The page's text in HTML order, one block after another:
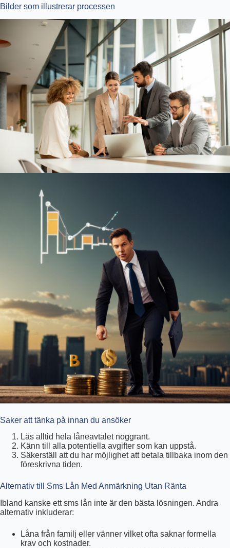
Bilder som illustrerar processen
Saker att tänka på innan du ansöker
Läs alltid hela låneavtalet noggrant.
Känn till alla potentiella avgifter som kan uppstå.
Säkerställ att du har möjlighet att betala tillbaka inom den
föreskrivna tiden.
Alternativ till Sms Lån Med Anmärkning Utan Ränta
Ibland kanske ett sms lån inte är den bästa lösningen. Andra
alternativ inkluderar:
Låna från familj eller vänner vilket ofta saknar formella
krav och kostnader.